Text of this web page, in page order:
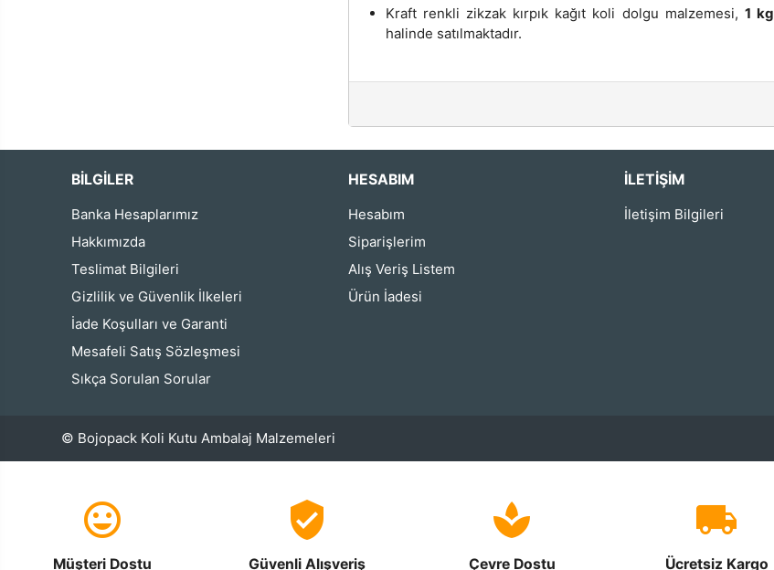
Kraft renkli zikzak kırpık kağıt koli dolgu malzemesi, 1 kg
halinde satılmaktadır.
BİLGİLER
Banka Hesaplarımız
Hakkımızda
Teslimat Bilgileri
Gizlilik ve Güvenlik İlkeleri
İade Koşulları ve Garanti
Mesafeli Satış Sözleşmesi
Sıkça Sorulan Sorular
HESABIM
Hesabım
Siparişlerim
Alış Veriş Listem
Ürün İadesi
İLETIŞIM
İletişim Bilgileri
© Bojopack Koli Kutu Ambalaj Malzemeleri
Müşteri Dostu Güvenli Alışveriş Çevre Dostu Ücretsiz Kargo